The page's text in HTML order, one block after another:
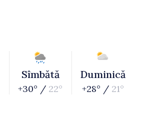
Sîmbătă
+30° / 22°
Duminică
+28° / 21°